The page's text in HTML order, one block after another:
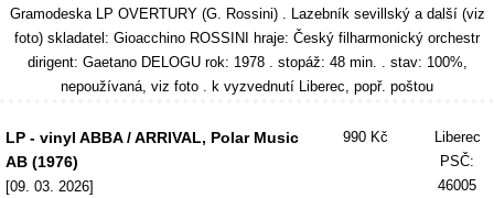
Gramodeska LP OVERTURY (G. Rossini) . Lazebník sevillský a další (viz
foto) skladatel: Gioacchino ROSSINI hraje: Český filharmonický orchestr
dirigent: Gaetano DELOGU rok: 1978 . stopáž: 48 min. . stav: 100%,
nepoužívaná, viz foto . k vyzvednutí Liberec, popř. poštou
LP - vinyl ABBA / ARRIVAL, Polar Music
AB (1976)
[09. 03. 2026]
990 Kč
Liberec
PSČ:
46005